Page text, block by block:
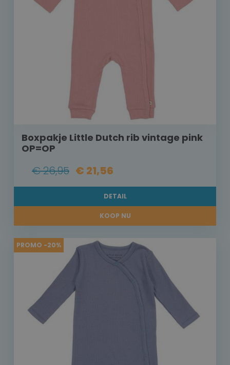
Boxpakje Little Dutch rib vintage pink
OP=OP
€ 26,95 € 21,56
DETAIL
KOOP NU
PROMO -20%